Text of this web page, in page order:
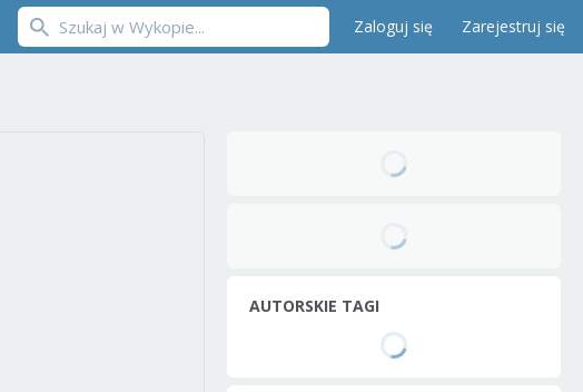
Zaloguj się Zarejestruj się
AUTORSKIE TAGI